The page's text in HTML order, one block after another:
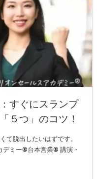
すぐにスランプ
５つ」のコツ！
て脱出したいはずです。
デミー®︎台本営業®︎ 講演・